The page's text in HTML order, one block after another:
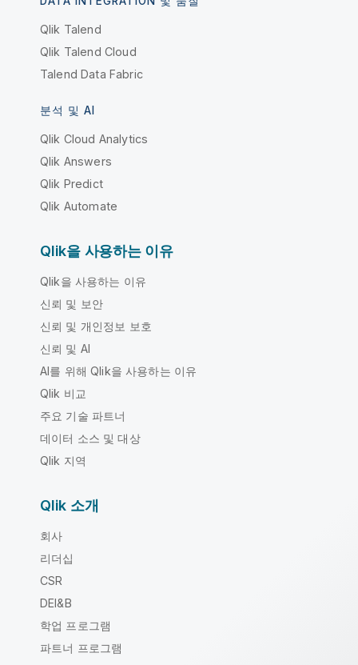
Qlik Talend
Qlik Talend Cloud
Talend Data Fabric
분석 및 AI
Qlik Cloud Analytics
Qlik Answers
Qlik Predict
Qlik Automate
Qlik을 사용하는 이유
Qlik을 사용하는 이유
신뢰 및 보안
신뢰 및 개인정보 보호
신뢰 및 AI
AI를 위해 Qlik을 사용하는 이유
Qlik 비교
주요 기술 파트너
데이터 소스 및 대상
Qlik 지역
Qlik 소개
회사
리더십
CSR
DEI&B
학업 프로그램
파트너 프로그램